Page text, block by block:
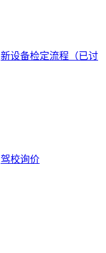
新设备检定流程（已讨
驾校询价